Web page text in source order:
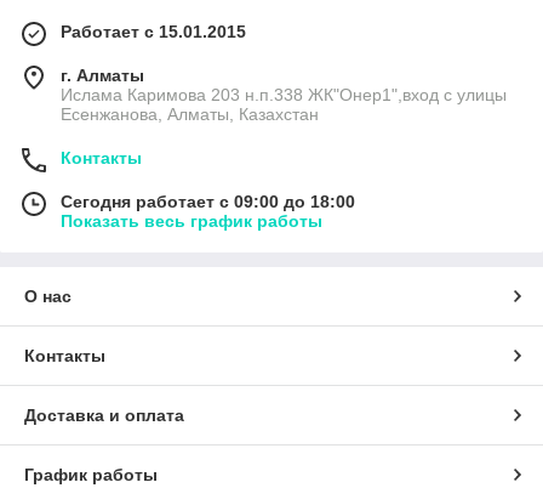
Работает с 15.01.2015
г. Алматы
Ислама Каримова 203 н.п.338 ЖК"Онер1",вход с улицы
Есенжанова, Алматы, Казахстан
Контакты
Сегодня работает с 09:00 до 18:00
Показать весь график работы
О нас
Контакты
Доставка и оплата
График работы